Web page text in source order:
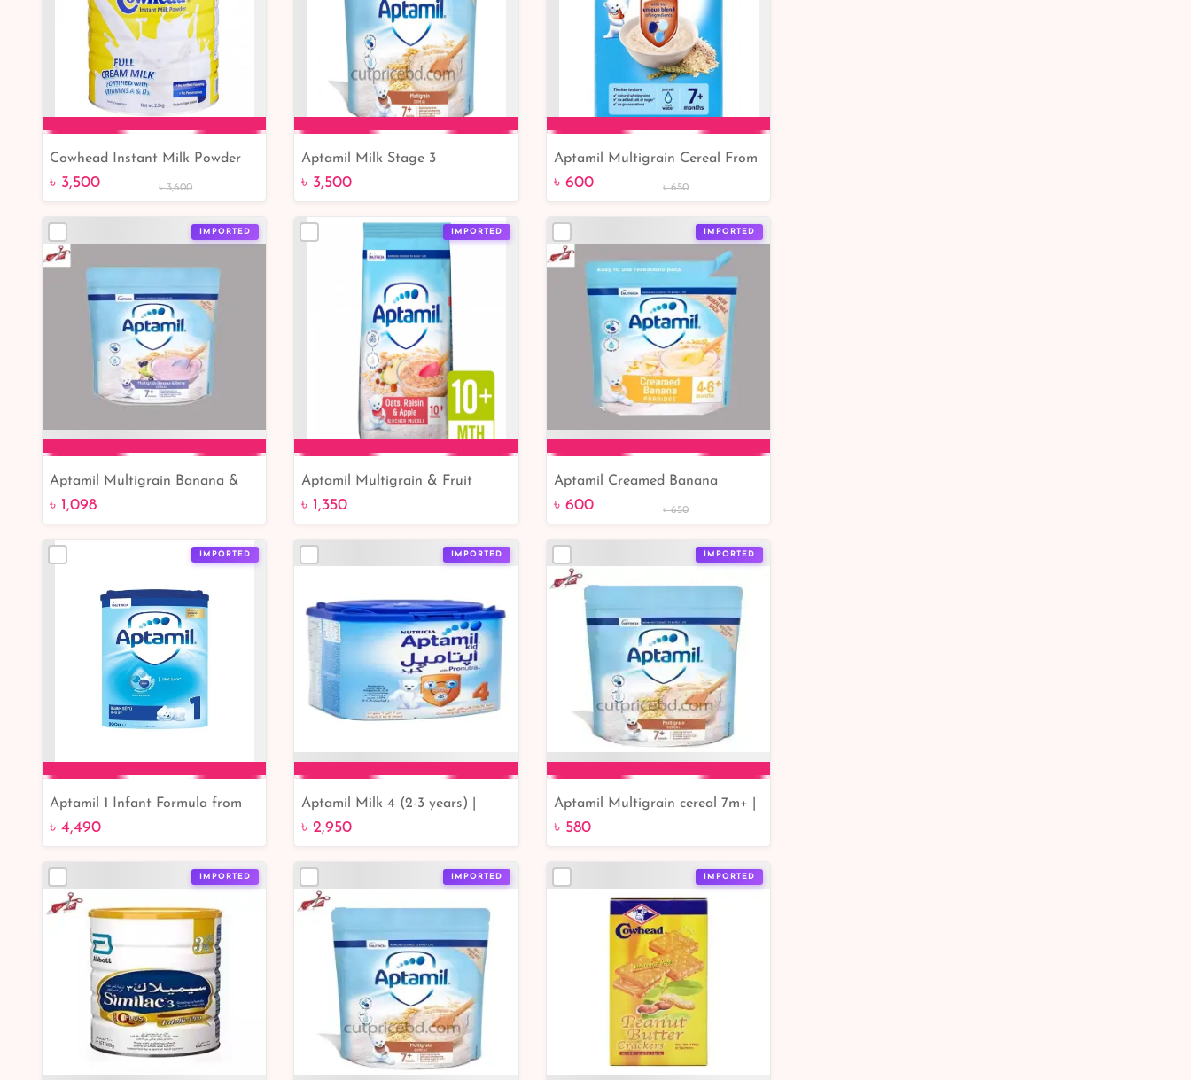
Add to Cart
Cowhead Instant Milk Powder
2.5kg
৳ 3,500 ৳ 3,600
Add to Cart
Aptamil Milk Stage 3
৳ 3,500
Add to Cart
Aptamil Multigrain Cereal From
7+Months 200gm
৳ 600 ৳ 650
IMPORTED
Add to Cart
Aptamil Multigrain Banana &
Berry Cereal 200gm
৳ 1,098
IMPORTED
Add to Cart
Aptamil Multigrain & Fruit
Bircher Muesli 10+ Months
৳ 1,350
IMPORTED
Add to Cart
Aptamil Creamed Banana
Porridge From 4-6months 125gm
৳ 600 ৳ 650
IMPORTED
Add to Cart
Aptamil 1 Infant Formula from
Birth to 6 Months – 900g |
৳ 4,490
IMPORTED
Add to Cart
Aptamil Milk 4 (2-3 years) |
Bangladesh Online Service |
৳ 2,950
IMPORTED
Add to Cart
Aptamil Multigrain cereal 7m+ |
Best Online Service
৳ 580
IMPORTED IMPORTED IMPORTED